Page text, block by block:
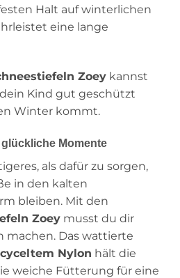
Halt auf winterlichen
eine lange
Zoey kannst
Kind gut geschützt
Winter kommt.
Momente
als dafür zu sorgen,
in den kalten
bleiben. Mit den
Zoey musst du dir
machen. Das wattierte
Nylon hält die
weiche Fütterung für eine